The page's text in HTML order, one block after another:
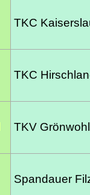
TKC
TKC
TKV
Spandauer